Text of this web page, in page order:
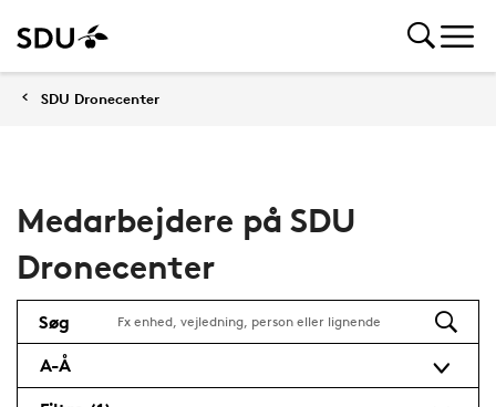
SDU Dronecenter
Medarbejdere på SDU
Dronecenter
A-Å
Søg